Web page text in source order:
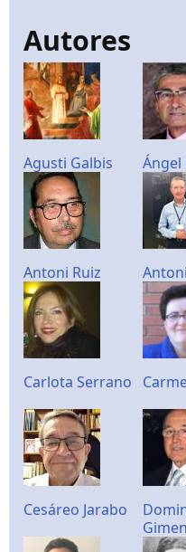
Autores
Agusti Galbis Ángel
Antoni Ruiz
Carlota Serrano
Cesáreo Jarabo